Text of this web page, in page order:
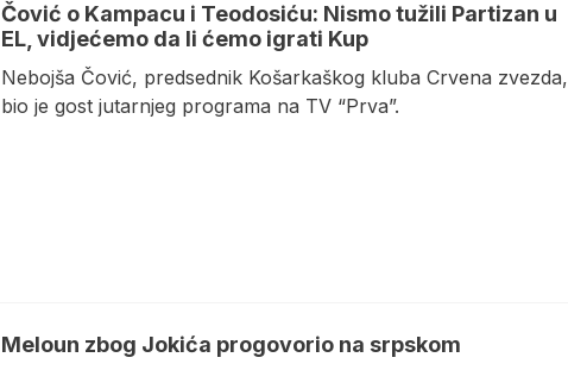
Čović o Kampacu i Teodosiću: Nismo tužili Partizan u
EL, vidjećemo da li ćemo igrati Kup
Nebojša Čović, predsednik Košarkaškog kluba Crvena zvezda,
bio je gost jutarnjeg programa na TV “Prva”.
Meloun zbog Jokića progovorio na srpskom